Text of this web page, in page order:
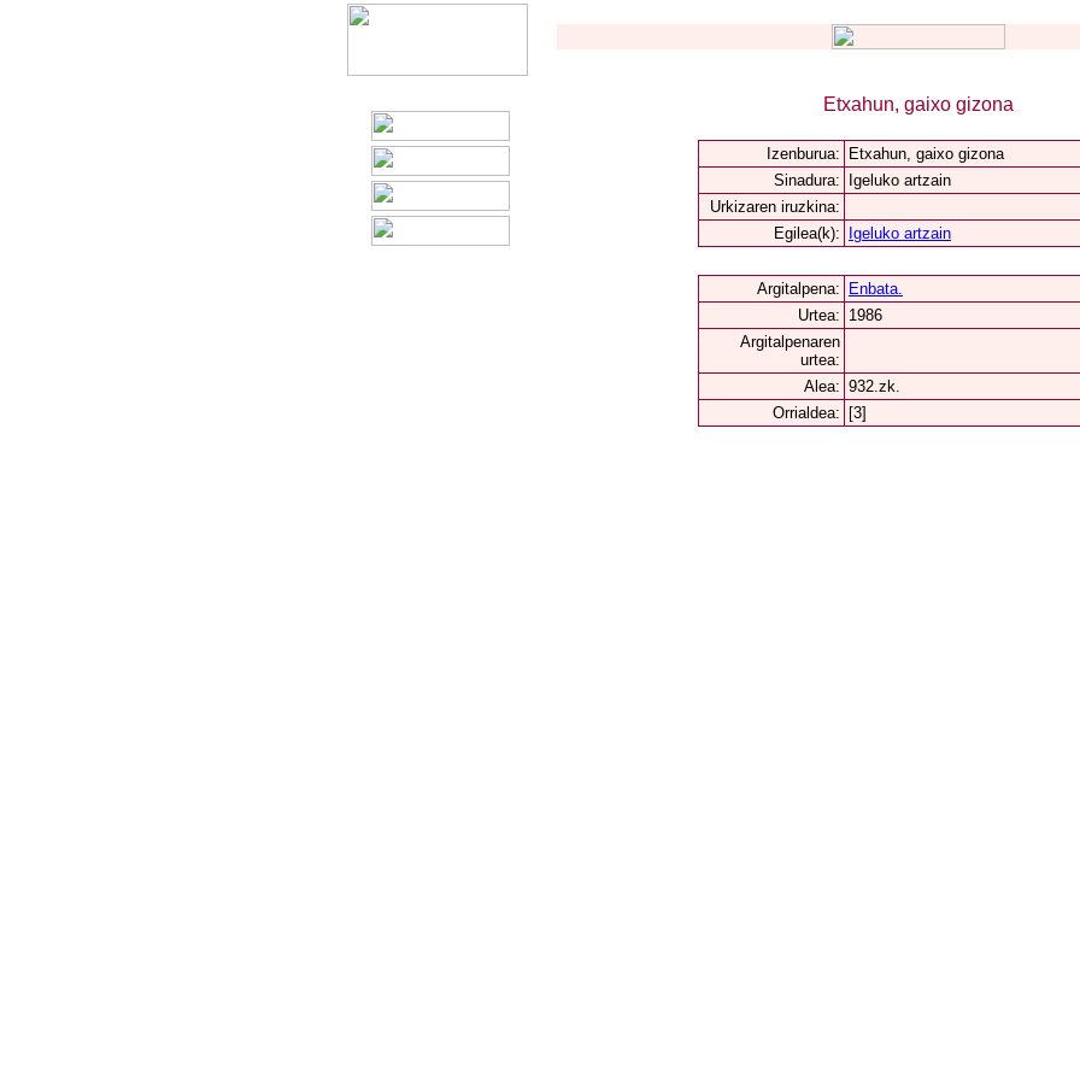
Etxahun, gaixo gizona
Izenburua:
Etxahun, gaixo gizona
Sinadura:
Igeluko artzain
Urkizaren iruzkina:
Egilea(k):
Igeluko artzain
Argitalpena:
Enbata.
Urtea: 1986
Argitalpenaren
urtea:
Alea: 932.zk.
Orrialdea:
[3]